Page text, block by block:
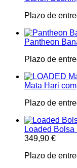
Plazo de
Pantheon
Plazo de
Mata Hari
Plazo de
Loaded
349,90 €
Plazo de